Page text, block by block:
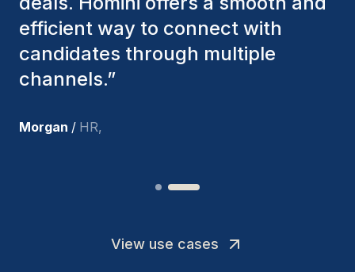
we've hired are still with us, and
I’m truly pleased with the new
team members.
Joakin / Deputy-AMLCO
View use cases